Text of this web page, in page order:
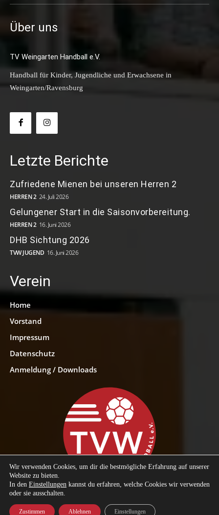
Über uns
TV Weingarten Handball e.V.
Handball für Kinder, Jugendliche und Erwachsene in
Weingarten/Ravensburg
Letzte Berichte
Zufriedene Mienen bei unseren Herren 2
HERREN 2 24. Juli 2026
Gelungener Start in die Saisonvorbereitung.
HERREN 2 16. Juni 2026
DHB Sichtung 2026
TVW JUGEND 16. Juni 2026
Verein
Home
Vorstand
Impressum
Datenschutz
Anmeldung / Downloads
Wir verwenden Cookies, um dir die bestmögliche Erfahrung auf unserer
Website zu bieten.
In den Einstellungen kannst du erfahren, welche Cookies wir verwenden
oder sie ausschalten.
Zustimmen Ablehnen Einstellungen